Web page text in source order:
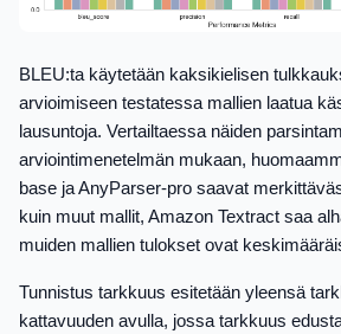
BLEU:ta käytetään kaksikielisen
arvioimiseen testatessa mallien laatua
lausuntoja. Vertailtaessa näiden
arviointimenetelmän mukaan,
base ja AnyParser-pro saavat
kuin muut mallit, Amazon Textract saa
muiden mallien tulokset ovat
Tunnistus tarkkuus esitetään yleensä
kattavuuden avulla, jossa tarkkuus